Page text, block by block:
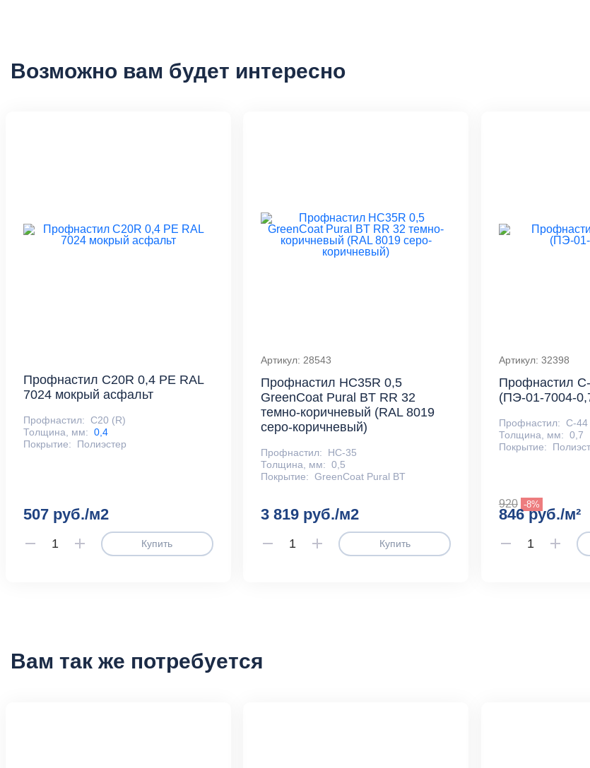
Возможно вам будет интересно
Профнастил С20R 0,4 PE RAL
7024 мокрый асфальт
Профнастил: С20 (R)
Толщина, мм: 0,4
Покрытие:
Полиэстер
507 руб./м2
Купить
Артикул: 28543
Профнастил HC35R 0,5
GreenCoat Pural BT RR 32
темно-коричневый (RAL 8019
серо-коричневый)
Профнастил:
НС-35
Толщина, мм: 0,5
Покрытие: GreenCoat Pural BT
3 819 руб./м2
Купить
Артикул: 32398
Профнастил
(ПЭ-01-7004-
Профнастил: С-44
Толщина, мм: 0,7
Покрытие:
920 -8%
846 руб./м²
Вам так же потребуется